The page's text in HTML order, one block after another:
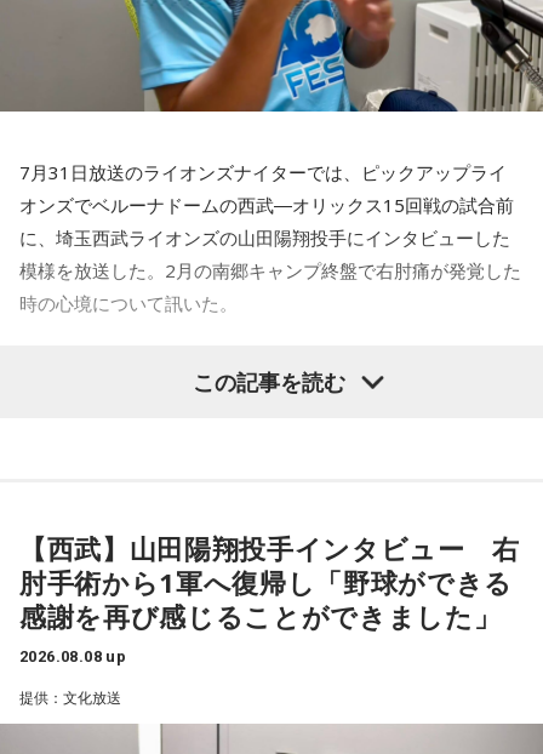
NACK5『GOLDEN 4 EGGS』23時～23時30分
火曜日を担当するのは、歌手＆舞台女優として活躍中の神田
沙也加さん。素顔のガールズトークと、彼女でしかできない
この番組をラジコで聴く
松重豊さんがマスターをつとめる『深夜の音楽食堂』。今夜
この他にも各局で豪華ゲストが登場します。紹介しきれなか
った番組は、各局の特設ページでチェックしてみてください
ね！
福田：そうですね。塩貝選手に悪意はなかったと思います
し、素直に自分の気持ちを言っただけなのですが、それをブ
ラジルサイドがうまく切り取って、結果的に彼らのモチベー
ションを上げるような形になってしまったので、それはあま
何を言っているかというと、日本とブラジルの力関係は間違
いなくブラジルが上なんですよ。そこで日本サイドが考えな
きゃいけないことは、ブラジルに油断してもらう、隙を見せ
てもらうということも1つだと思っていて。
ジルは対戦相手が決まったときに「オランダじゃなくて良か
った」と思っていた。日本ということで、少しでも油断して
ているんだ。メンバーは違うかもしれないけれど、日本は力
があるんだぞ」と言って、油断しないように警戒させる。そ
して、「お前ら、（日本選手が）こんなことを言ってるぞ」
と塩貝選手のコメントを（起爆剤として）使うことが可能な
しないほうが良かったなと僕は思っています。
とはいえ、塩貝選手とはW杯が終わったときに違うところで
会いましたけど、本当に純粋なんですよ。全然悪気がないと
7月31日放送のライオンズナイターでは、ピックアップライ
オンズでベルーナドームの西武―オリックス15回戦の試合前
に、埼玉西武ライオンズの山田陽翔投手にインタビューした
模様を放送した。2月の南郷キャンプ終盤で右肘痛が発覚した
時の心境について訊いた。
しい成績だったかと思いますが、「求めすぎずに自分のやる
――過去2年の苦労は昨シーズンに活きていたということです
ね。
山田「活きていると思います。ウエイトトレーニングなどで
身体作りができたと思うので、結果を出さないといけないと
ころで出せたというのはよかったと思います」
この記事を読む
【西武】山田陽翔投手インタビュー 右
肘手術から1軍へ復帰し「野球ができる
感謝を再び感じることができました」
2026.08.08 up
提供：文化放送